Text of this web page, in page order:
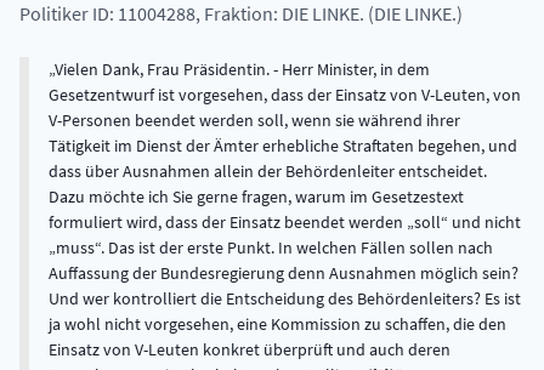
Politiker ID: 11004288, Fraktion: DIE LINKE. (DIE LINKE.)
Vielen Dank, Frau Präsidentin. - Herr Minister, in dem
Gesetzentwurf ist vorgesehen, dass der Einsatz von V-Leuten, von
V-Personen beendet werden soll, wenn sie während ihrer
Tätigkeit im Dienst der Ämter erhebliche Straftaten begehen, und
dass über Ausnahmen allein der Behördenleiter entscheidet.
Dazu möchte ich Sie gerne fragen, warum im Gesetzestext
formuliert wird, dass der Einsatz beendet werden „soll“ und nicht
„muss“. Das ist der erste Punkt. In welchen Fällen sollen nach
Auffassung der Bundesregierung denn Ausnahmen möglich sein?
Und wer kontrolliert die Entscheidung des Behördenleiters? Es ist
ja wohl nicht vorgesehen, eine Kommission zu schaffen, die den
Einsatz von V-Leuten konkret überprüft und auch deren